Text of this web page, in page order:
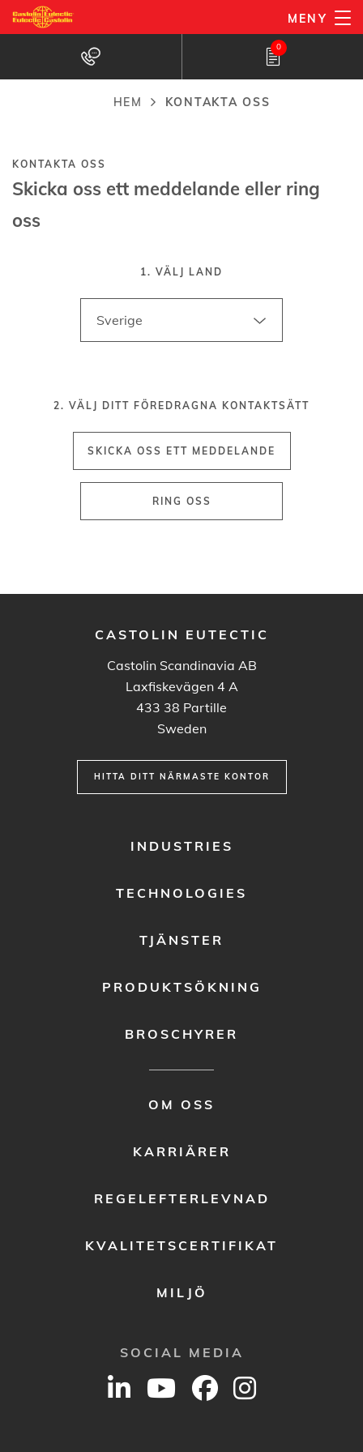
Hoppa
till
huvudinnehåll
MENY
0
HEM KONTAKTA OSS
KONTAKTA OSS
Skicka oss ett meddelande eller ring
oss
1. VÄLJ LAND
2. VÄLJ DITT FÖREDRAGNA KONTAKTSÄTT
CASTOLIN EUTECTIC
Castolin Scandinavia AB
Laxfiskevägen 4 A
433 38 Partille
Sweden
HITTA DITT NÄRMASTE KONTOR
INDUSTRIES
TECHNOLOGIES
TJÄNSTER
PRODUKTSÖKNING
BROSCHYRER
OM OSS
KARRIÄRER
REGELEFTERLEVNAD
KVALITETSCERTIFIKAT
MILJÖ
SOCIAL MEDIA